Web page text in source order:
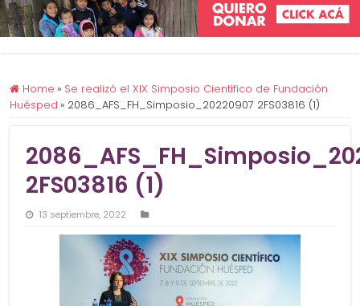
Home » Se realizó el XIX Simposio Científico de Fundación
Huésped » 2086_AFS_FH_Simposio_20220907 2FS03816 (1)
2FS03816 (1)
13 septiembre, 2022